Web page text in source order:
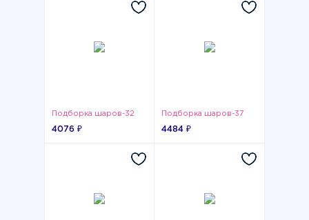
Подборка шаров-32
4076 ₽
Подборка шаров-37
4484 ₽